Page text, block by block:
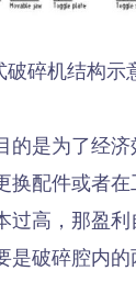
碎机结构示
是为了经济
换配件或者
过高，那盈
是破碎腔内